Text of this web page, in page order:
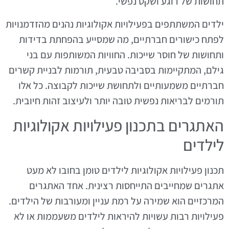
ילדים המשתתפים בפעילויות אקולוגיות נהנים מהזדמנויות
לפתח כישורים חברתיים, מה שמסייע בהפחתת בדידות
ותחושות של חוסר שייכות. החוויות המשותפות עם בני
גילם, המתקיימות בסביבה טבעית, תורמות לבניית קשרים
חברתיים משמעותיים ולתחושת שייכות לקבוצה. כל אלו
תורמים לבריאות נפשית טובה יותר ולעיצוב זהות חיובית.
האתגרים בתכנון פעילויות אקולוגיות
לילדים
תכנון פעילויות אקולוגיות לילדים טומן בחובו לא מעט
אתגרים שמחייבים התייחסות רצינית. אחד האתגרים
המרכזיים הוא שמירה על רמת עניין ומעורבות של הילדים.
פעילויות רבות עשויות להיראות לילדים משעממות או לא